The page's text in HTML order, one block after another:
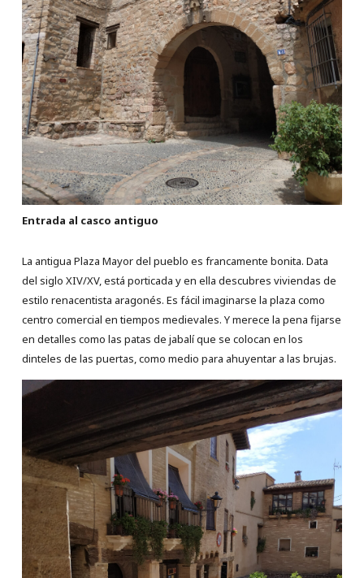
Entrada al casco antiguo
La antigua Plaza Mayor del pueblo es francamente bonita. Data
del siglo XIV/XV, está porticada y en ella descubres viviendas de
estilo renacentista aragonés. Es fácil imaginarse la plaza como
centro comercial en tiempos medievales. Y merece la pena fijarse
en detalles como las patas de jabalí que se colocan en los
dinteles de las puertas, como medio para ahuyentar a las brujas.